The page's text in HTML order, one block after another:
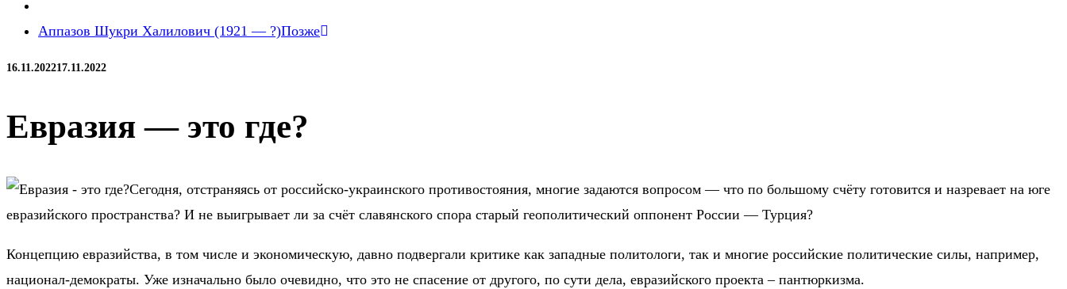
Аппазов Шукри Халилович (1921 — ?)Позже
16.11.202217.11.2022
Евразия — это где?
Сегодня, отстраняясь от российско-украинского противостояния, многие задаются вопросом — что по большому счёту готовится и назревает на юге
евразийского пространства? И не выигрывает ли за счёт славянского спора старый геополитический оппонент России — Турция?
Концепцию евразийства, в том числе и экономическую, давно подвергали критике как западные политологи, так и многие российские политические силы, например,
национал-демократы. Уже изначально было очевидно, что это не спасение от другого, по сути дела, евразийского проекта – пантюркизма.